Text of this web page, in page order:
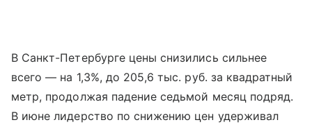
В Санкт-Петербурге цены снизились сильнее
всего — на 1,3%, до 205,6 тыс. руб. за квадратный
метр, продолжая падение седьмой месяц подряд.
В июне лидерство по снижению цен удерживал